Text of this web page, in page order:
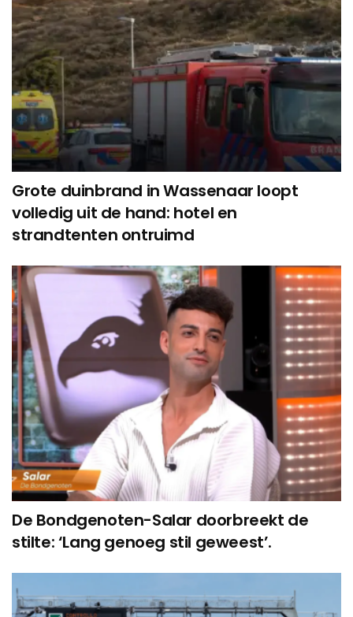
Grote duinbrand in Wassenaar loopt
volledig uit de hand: hotel en
strandtenten ontruimd
De Bondgenoten-Salar doorbreekt de
stilte: ‘Lang genoeg stil geweest’.